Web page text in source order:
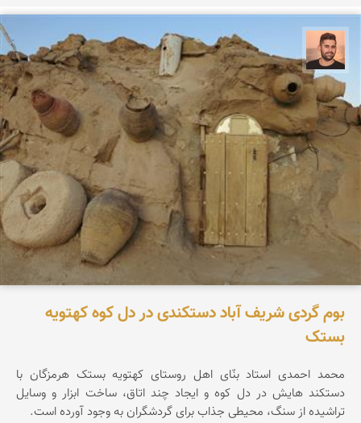
ابراهیم رفیعی
بوم گردی شریف آباد دستکندی در دل کوه کهتویه
بستک
محمد احمدی استاد بنّای اهل روستای کهتویه بستک هرمزگان با
دستکند هایش در دل کوه و ایجاد چند اتاق، ساخت ابزار و وسایل
تراشیده از سنگ، محیطی جذاب برای گردشگران به وجود آورده است.